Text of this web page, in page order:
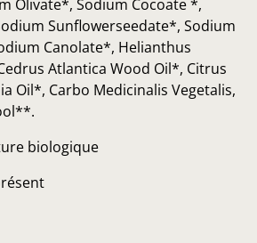
Olivate*, Sodium Cocoate *,
Sunflowerseedate*, Sodium
Canolate*, Helianthus
Atlantica Wood Oil*, Citrus
Oil*, Carbo Medicinalis Vegetalis,
biologique